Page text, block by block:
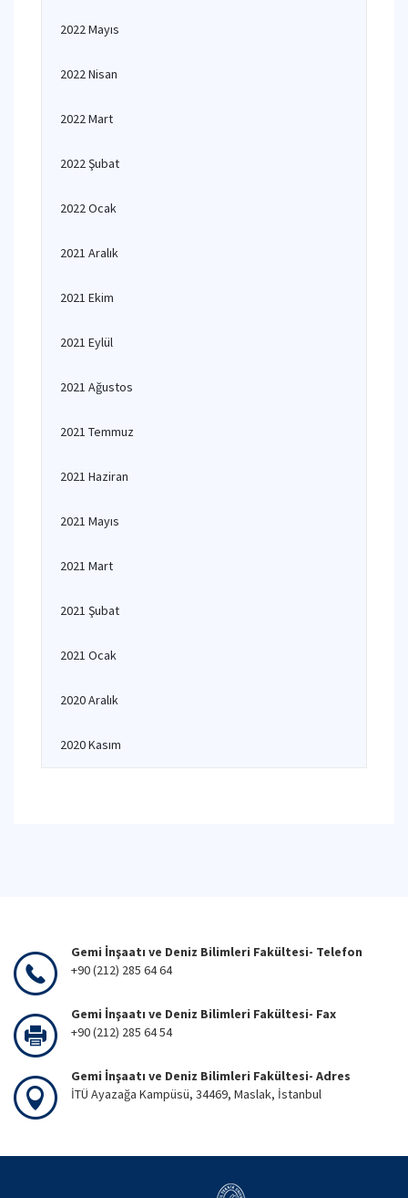
2022 Mayıs
2022 Nisan
2022 Mart
2022 Şubat
2022 Ocak
2021 Aralık
2021 Ekim
2021 Eylül
2021 Ağustos
2021 Temmuz
2021 Haziran
2021 Mayıs
2021 Mart
2021 Şubat
2021 Ocak
2020 Aralık
2020 Kasım
Gemi İnşaatı ve Deniz Bilimleri Fakültesi- Telefon
+90 (212) 285 64 64
Gemi İnşaatı ve Deniz Bilimleri Fakültesi- Fax
+90 (212) 285 64 54
Gemi İnşaatı ve Deniz Bilimleri Fakültesi- Adres
İTÜ Ayazağa Kampüsü, 34469, Maslak, İstanbul